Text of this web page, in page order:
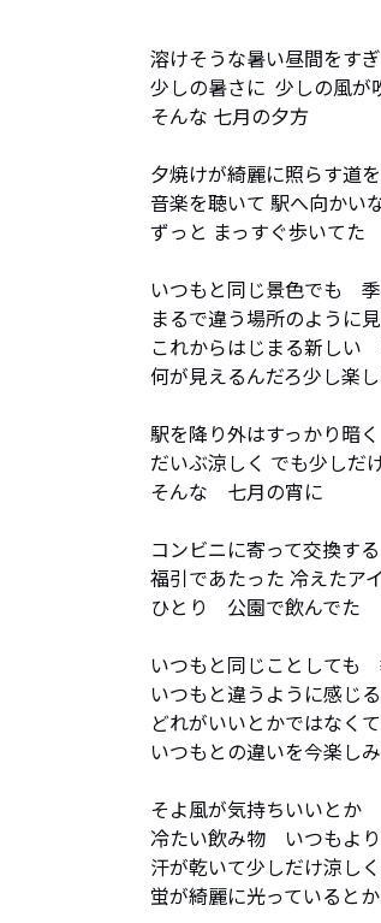
溶けそうな暑い昼間をす
少しの暑さに  少しの風が
そんな 七月の夕方
夕焼けが綺麗に照らす道を
音楽を聴いて 駅へ向かい
ずっと まっすぐ歩いてた
いつもと同じ景色でも　
まるで違う場所のように
これからはじまる新しい
何が見えるんだろ少し楽
駅を降り外はすっかり暗く
だいぶ涼しく でも少しだ
そんな　七月の宵に
コンビニに寄って交換する
福引であたった 冷えたア
ひとり　公園で飲んでた
いつもと同じことしても
いつもと違うように感じ
どれがいいとかではなく
いつもとの違いを今楽し
そよ風が気持ちいいとか
冷たい飲み物　いつもよ
汗が乾いて少しだけ涼し
蛍が綺麗に光っているとか